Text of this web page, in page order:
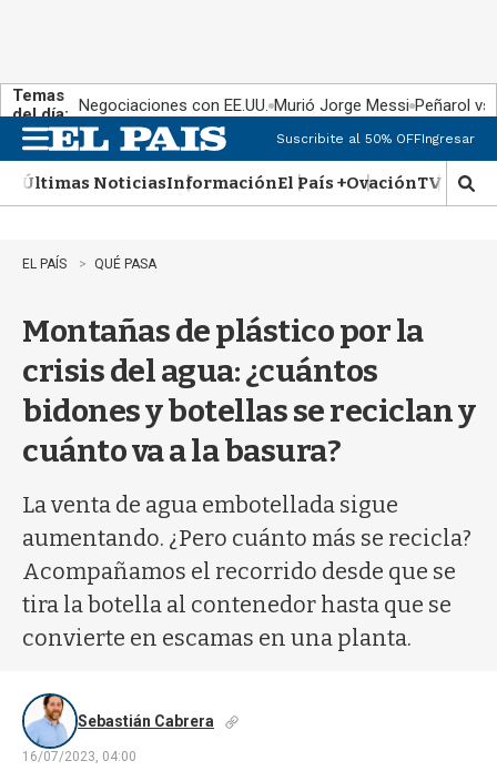
Temas
del día: Negociaciones con EE.UU. Murió Jorge Messi Peñarol
n
u
Suscribite al 50% OFFIngresar
Últimas NoticiasInformaciónEl País +OvaciónTV Show
M
o
q
EL PAÍS QUÉ PASA
Montañas de plástico por la
crisis del agua: ¿cuántos
bidones y botellas se reciclan y
cuánto va a la basura?
La venta de agua embotellada sigue
aumentando. ¿Pero cuánto más se recicla?
Acompañamos el recorrido desde que se
tira la botella al contenedor hasta que se
convierte en escamas en una planta.
Sebastián Cabrera
16/07/2023, 04:00